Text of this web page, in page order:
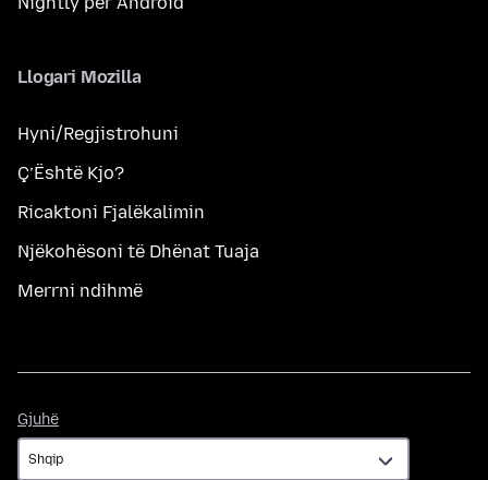
Llogari Mozilla
Hyni/Regjistrohuni
Ç’Është Kjo?
Ricaktoni Fjalëkalimin
Njëkohësoni të Dhënat Tuaja
Merrni ndihmë
Gjuhë